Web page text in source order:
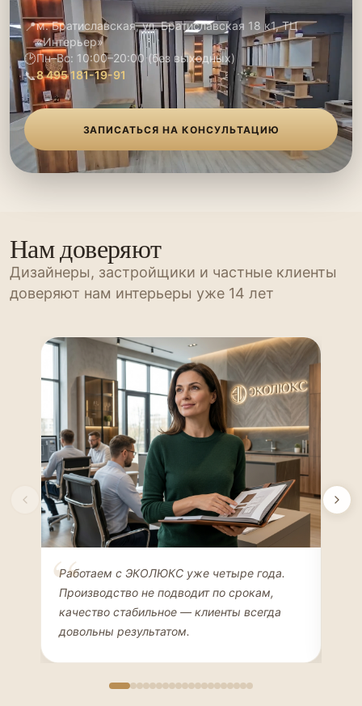
📍м. Братиславская, ул. Братиславская 18 к1, ТЦ
«Интерьер»
🕑Пн–Вс: 10:00–20:00 (без выходных)
📞8 495 181-19-91
ЗАПИСАТЬСЯ НА КОНСУЛЬТАЦИЮ
Нам доверяют
Дизайнеры, застройщики и частные клиенты
доверяют нам интерьеры уже 14 лет
Елена Соколова
ДИЗАЙНЕР ИНТЕРЬЕРОВ
Работаем с ЭКОЛЮКС уже четыре года.
Производство не подводит по срокам,
качество стабильное — клиенты всегда
довольны результатом.